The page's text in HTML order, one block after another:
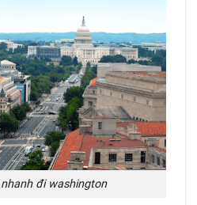
đi washington